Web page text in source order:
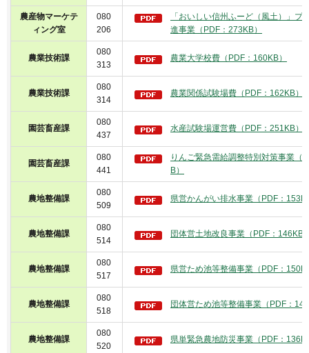
農産物マーケテ
ィング室
080
206
「おいしい信州ふーど（風土）」プ
進事業（PDF：273KB）
農業技術課
080
313
農業大学校費（PDF：160KB）
農業技術課
080
314
農業関係試験場費（PDF：162KB）
園芸畜産課
080
437
水産試験場運営費（PDF：251KB）
園芸畜産課
080
441
りんご緊急需給調整特別対策事業（
B）
農地整備課
080
509
県営かんがい排水事業（PDF：
農地整備課
080
514
団体営土地改良事業（PDF：146KB
農地整備課
080
517
県営ため池等整備事業（PDF：
農地整備課
080
518
団体営ため池等整備事業（PDF：
農地整備課
080
520
県単緊急農地防災事業（PDF：